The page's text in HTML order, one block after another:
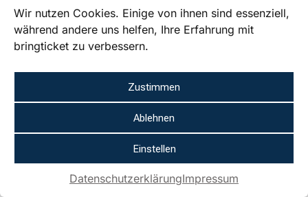
Wir nutzen Cookies. Einige von ihnen sind essenziell,
während andere uns helfen, Ihre Erfahrung mit
bringticket zu verbessern.
Zustimmen
Ablehnen
Einstellen
DatenschutzerklärungImpressum
Eisbrecher steht seit 2003 für druckvollen Neue-
Deutsche-Härte-Sound. Mit Frontmann Alexander
Wesselsky verbindet die Band harte Gitarren,
elektronische Elemente und eingängige Refrains. 2027 ist
Eisbrecher außerdem beim AREA 53 Festival zu erleben.